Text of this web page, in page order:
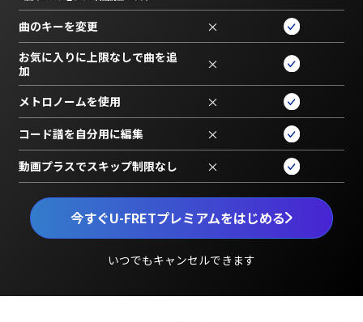
今すぐU-FRETプレミアムをはじめる
いつでもキャンセルできます
曲のキーを変更 ×
お気に入りに上限なしで曲を追
加
×
メトロノームを使用 ×
コード譜を自分用に編集 ×
動画プラスでスキップ制限なし ×